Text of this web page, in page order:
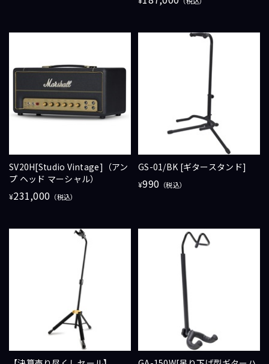
SV20H[Studio Vintage]（アン
プ ヘッド マーシャル）
¥231,000 （税込）
GS-01/BK [ギタースタンド]
¥990 （税込）